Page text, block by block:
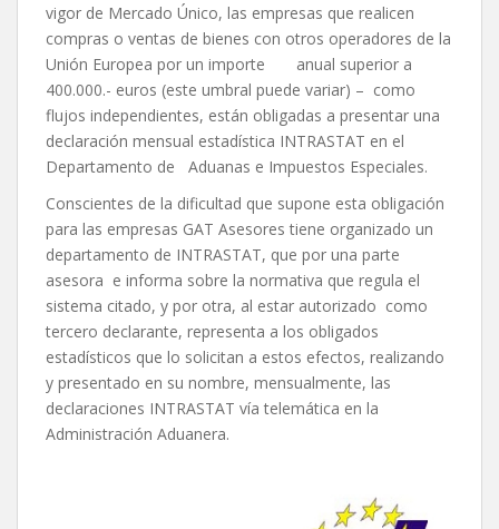
vigor de Mercado Único, las empresas que realicen
compras o ventas de bienes con otros operadores de la
Unión Europea por un importe anual superior a
400.000.- euros (este umbral puede variar) – como
flujos independientes, están obligadas a presentar una
declaración mensual estadística INTRASTAT en el
Departamento de Aduanas e Impuestos Especiales.
Conscientes de la dificultad que supone esta obligación
para las empresas GAT Asesores tiene organizado un
departamento de INTRASTAT, que por una parte
asesora e informa sobre la normativa que regula el
sistema citado, y por otra, al estar autorizado como
tercero declarante, representa a los obligados
estadísticos que lo solicitan a estos efectos, realizando
y presentado en su nombre, mensualmente, las
declaraciones INTRASTAT vía telemática en la
Administración Aduanera.